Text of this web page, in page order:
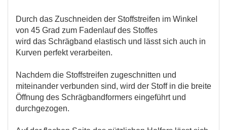
Durch das Zuschneiden der Stoffstreifen im Winkel
von 45 Grad zum Fadenlauf des Stoffes
wird das Schrägband elastisch und lässt sich auch in
Kurven perfekt verarbeiten.
Nachdem die Stoffstreifen zugeschnitten und
miteinander verbunden sind, wird der Stoff in die breite
Öffnung des Schrägbandformers eingeführt und
durchgezogen.